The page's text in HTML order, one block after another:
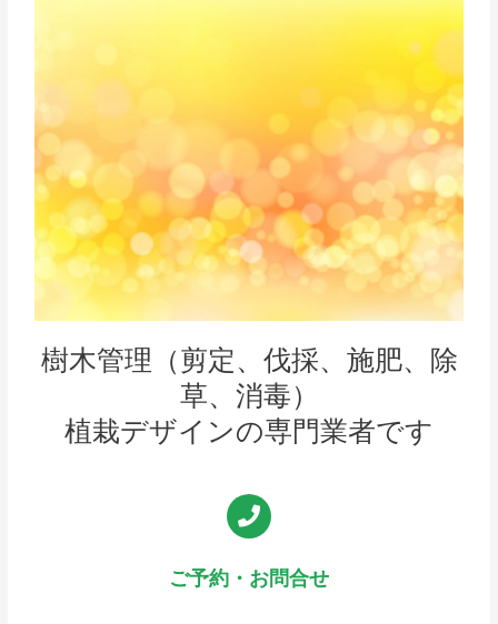
樹木管理（剪定、伐採、施肥、除
草、消毒）
植栽デザインの専門業者です
ご予約・お問合せ